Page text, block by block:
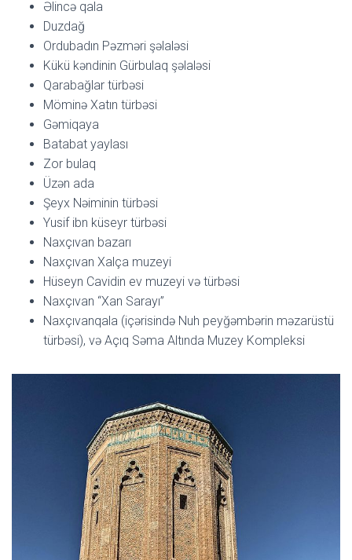
Əlincə qala
Duzdağ
Ordubadın Pəzməri şəlaləsi
Kükü kəndinin Gürbulaq şəlaləsi
Qarabağlar türbəsi
Möminə Xatın türbəsi
Gəmiqaya
Batabat yaylası
Zor bulaq
Üzən ada
Şeyx Nəiminin türbəsi
Yusif ibn küseyr türbəsi
Naxçıvan bazarı
Naxçıvan Xalça muzeyi
Hüseyn Cavidin ev muzeyi və türbəsi
Naxçıvan “Xan Sarayı”
Naxçıvanqala (içərisində Nuh peyğəmbərin məzarüstü
türbəsi), və Açıq Səma Altında Muzey Kompleksi